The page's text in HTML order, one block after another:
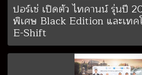
ปอร์เช่ เปิดตัว ไทคานน์ รุ่นปี
พิเศษ Black Edition และเทค
E-Shift